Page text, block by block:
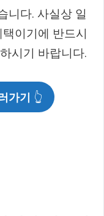
니다. 사실상 일
이기에 반드시
시기 바랍니다.
가기 👆